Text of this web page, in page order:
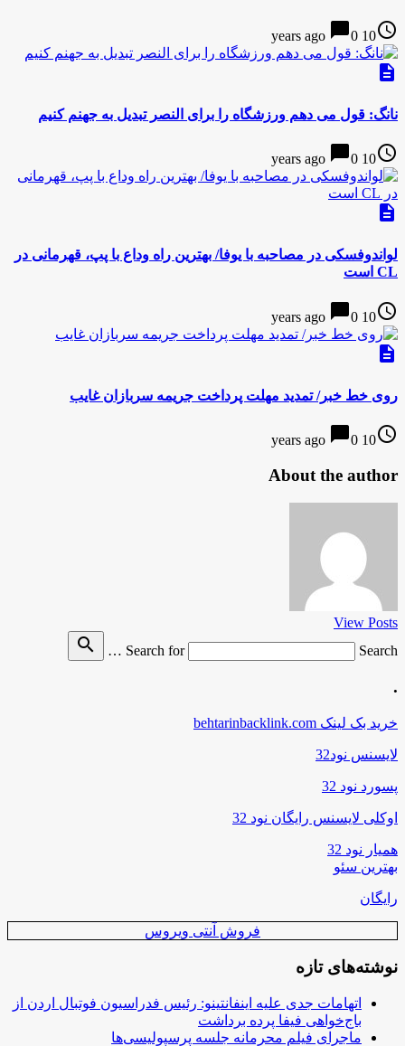
access_time
10 years ago
chat_bubble0
description
نانگ: قول می دهم ورزشگاه را برای النصر تبدیل به جهنم کنیم
access_time
10 years ago
chat_bubble0
description
لواندوفسکی در مصاحبه با یوفا/ بهترین راه وداع با پپ، قهرمانی در
CL است
access_time
10 years ago
chat_bubble0
description
روی خط خبر/ تمدید مهلت پرداخت جریمه سربازان غایب
access_time
10 years ago
chat_bubble0
About the author
View Posts
Search for
Search …
search
.
خرید بک لینک behtarinbacklink.com
لایسنس نود32
پسورد نود 32
اوکلی لایسنس رایگان نود 32
همیار نود 32
بهترین سئو
رایگان
فروش آنتی ویروس
نوشته‌های تازه
اتهامات جدی علیه اینفانتینو: رئیس فدراسیون فوتبال اردن از
باج‌خواهی فیفا پرده برداشت
ماجرای فیلم محرمانه جلسه پرسپولیسی‌ها